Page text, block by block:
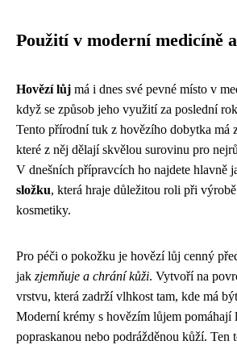
Použití v moderní medicíně
Hovězí lůj má i dnes své pevné místo v
když se způsob jeho využití za poslední
Tento přírodní tuk z hovězího dobytka má
které z něj dělají skvělou surovinu pro
V dnešních přípravcích ho najdete hlavně
složku, která hraje důležitou roli při
kosmetiky.
Pro péči o pokožku je hovězí lůj cenný
jak zjemňuje a chrání kůži. Vytvoří na
vrstvu, která zadrží vlhkost tam, kde má
Moderní krémy s hovězím lůjem pomáhají
popraskanou nebo podrážděnou kůží.